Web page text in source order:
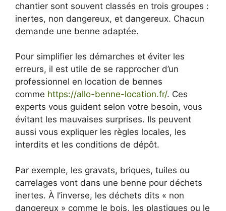
chantier sont souvent classés en trois groupes :
inertes, non dangereux, et dangereux. Chacun
demande une benne adaptée.
Pour simplifier les démarches et éviter les
erreurs, il est utile de se rapprocher d’un
professionnel en location de bennes
comme https://allo-benne-location.fr/. Ces
experts vous guident selon votre besoin, vous
évitant les mauvaises surprises. Ils peuvent
aussi vous expliquer les règles locales, les
interdits et les conditions de dépôt.
Par exemple, les gravats, briques, tuiles ou
carrelages vont dans une benne pour déchets
inertes. À l’inverse, les déchets dits « non
dangereux » comme le bois, les plastiques ou le